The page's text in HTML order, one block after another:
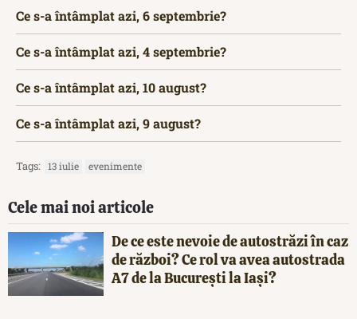
Ce s-a întâmplat azi, 6 septembrie?
Ce s-a întâmplat azi, 4 septembrie?
Ce s-a întâmplat azi, 10 august?
Ce s-a întâmplat azi, 9 august?
Tags: 13 iulie evenimente
Cele mai noi articole
De ce este nevoie de autostrăzi în caz
de război? Ce rol va avea autostrada
A7 de la București la Iași?